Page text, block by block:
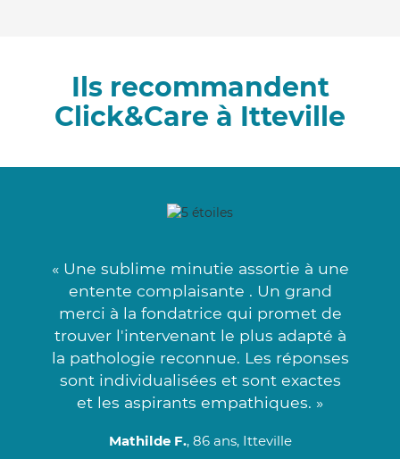
Ils recommandent
Click&Care à Itteville
« Une sublime minutie assortie à une
entente complaisante . Un grand
merci à la fondatrice qui promet de
trouver l'intervenant le plus adapté à
la pathologie reconnue. Les réponses
sont individualisées et sont exactes
et les aspirants empathiques. »
Mathilde F., 86 ans, Itteville